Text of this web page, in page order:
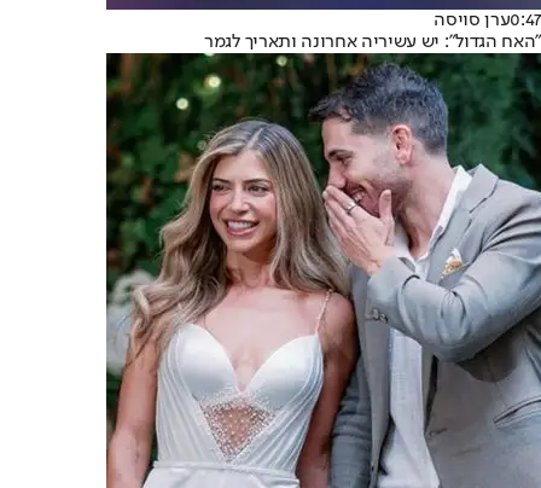
0:47ערן סויסה
"האח הגדול": יש עשיריה אחרונה ותאריך לגמר